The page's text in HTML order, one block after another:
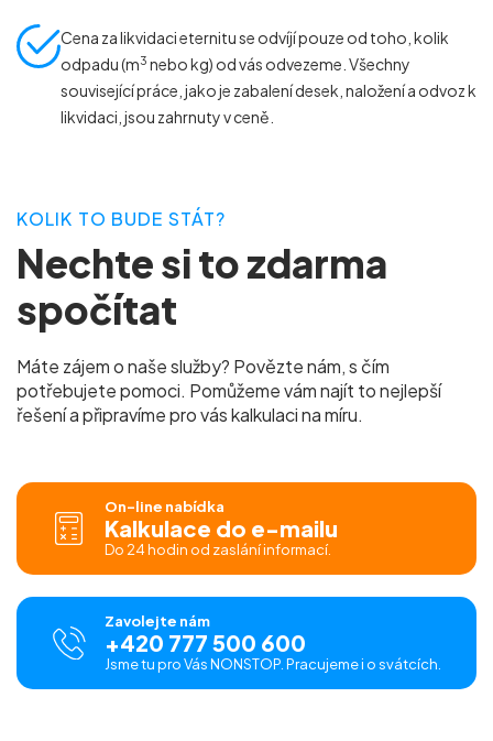
Cena za likvidaci eternitu se odvíjí pouze od toho, kolik
odpadu (m3 nebo kg) od vás odvezeme. Všechny
související práce, jako je zabalení desek, naložení a odvoz k
likvidaci, jsou zahrnuty v ceně.
KOLIK TO BUDE STÁT?
Nechte si to zdarma
spočítat
Máte zájem o naše služby? Povězte nám, s čím
potřebujete pomoci. Pomůžeme vám najít to nejlepší
řešení a připravíme pro vás kalkulaci na míru.
On-line nabídka
Kalkulace do e-mailu
Do 24 hodin od zaslání informací.
Zavolejte nám
+420 777 500 600
Jsme tu pro Vás NONSTOP. Pracujeme i o svátcích.